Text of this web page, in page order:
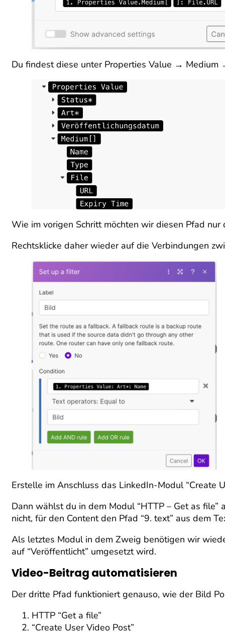
Du findest diese unter Properties Value →
Wie im vorigen Schritt möchten wir diesen Pfad
Rechtsklicke daher wieder auf die Verbindungen
Erstelle im Anschluss das LinkedIn-Modul “Create
Dann wählst du in dem Modul “HTTP – Get as
nicht, für den Content den Pfad “9. text” aus dem
Als letztes Modul in dem Zweig benötigen wir
auf “Veröffentlicht” umgesetzt wird.
Video-Beitrag automatisieren
Der dritte Pfad funktioniert genauso, wie der Bild
HTTP “Get a file”
“Create User Video Post”